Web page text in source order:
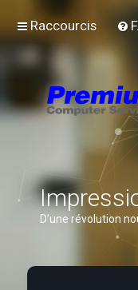
Raccourcis
D’une révolution